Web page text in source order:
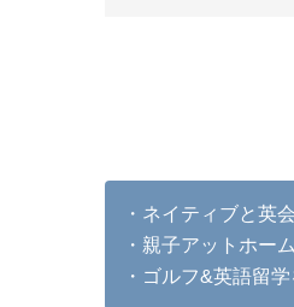
・ネイティブと英
・親子アットホー
・ゴルフ&英語留